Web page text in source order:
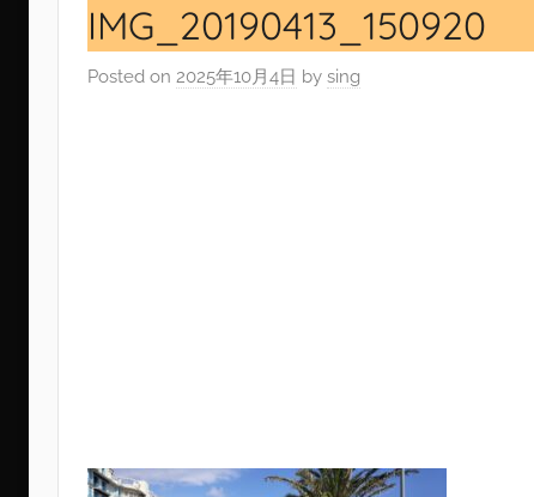
IMG_20190413_150920
Posted on 2025年10月4日 by sing